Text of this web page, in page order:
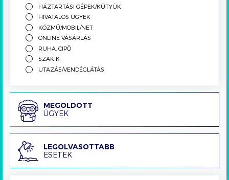
HÁZTARTÁSI GÉPEK/KÜTYÜK
HIVATALOS ÜGYEK
KÖZMŰ/MOBIL/NET
ONLINE VÁSÁRLÁS
RUHA, CIPŐ
SZAKIK
UTAZÁS/VENDÉGLÁTÁS
Megoldott
ügyek
MEGOLDOTT
ÜGYEK
Legolvasottabb
esetek
LEGOLVASOTTABB
ESETEK